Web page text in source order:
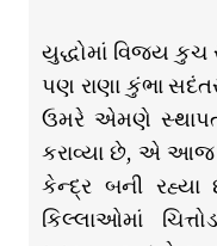
યુદ્ધોમાં વિજય
પણ રાણા કુંભા
ઉમરે એમણે
કરાવ્યા છે, એ આજ
કેન્દ્ર બની રહ્યા
કિલ્લાઓમાં